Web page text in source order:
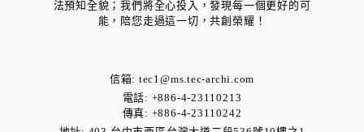
法預知全貌；我們將全心投入，發現每一個更好的可
能，​陪您走過這一切，共創榮耀！
信箱: tec1@ms.tec-archi.com
電話: +886-4-23110213
傳真: +886-4-23110242